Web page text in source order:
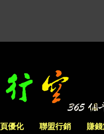
優化 聯盟行銷 賺